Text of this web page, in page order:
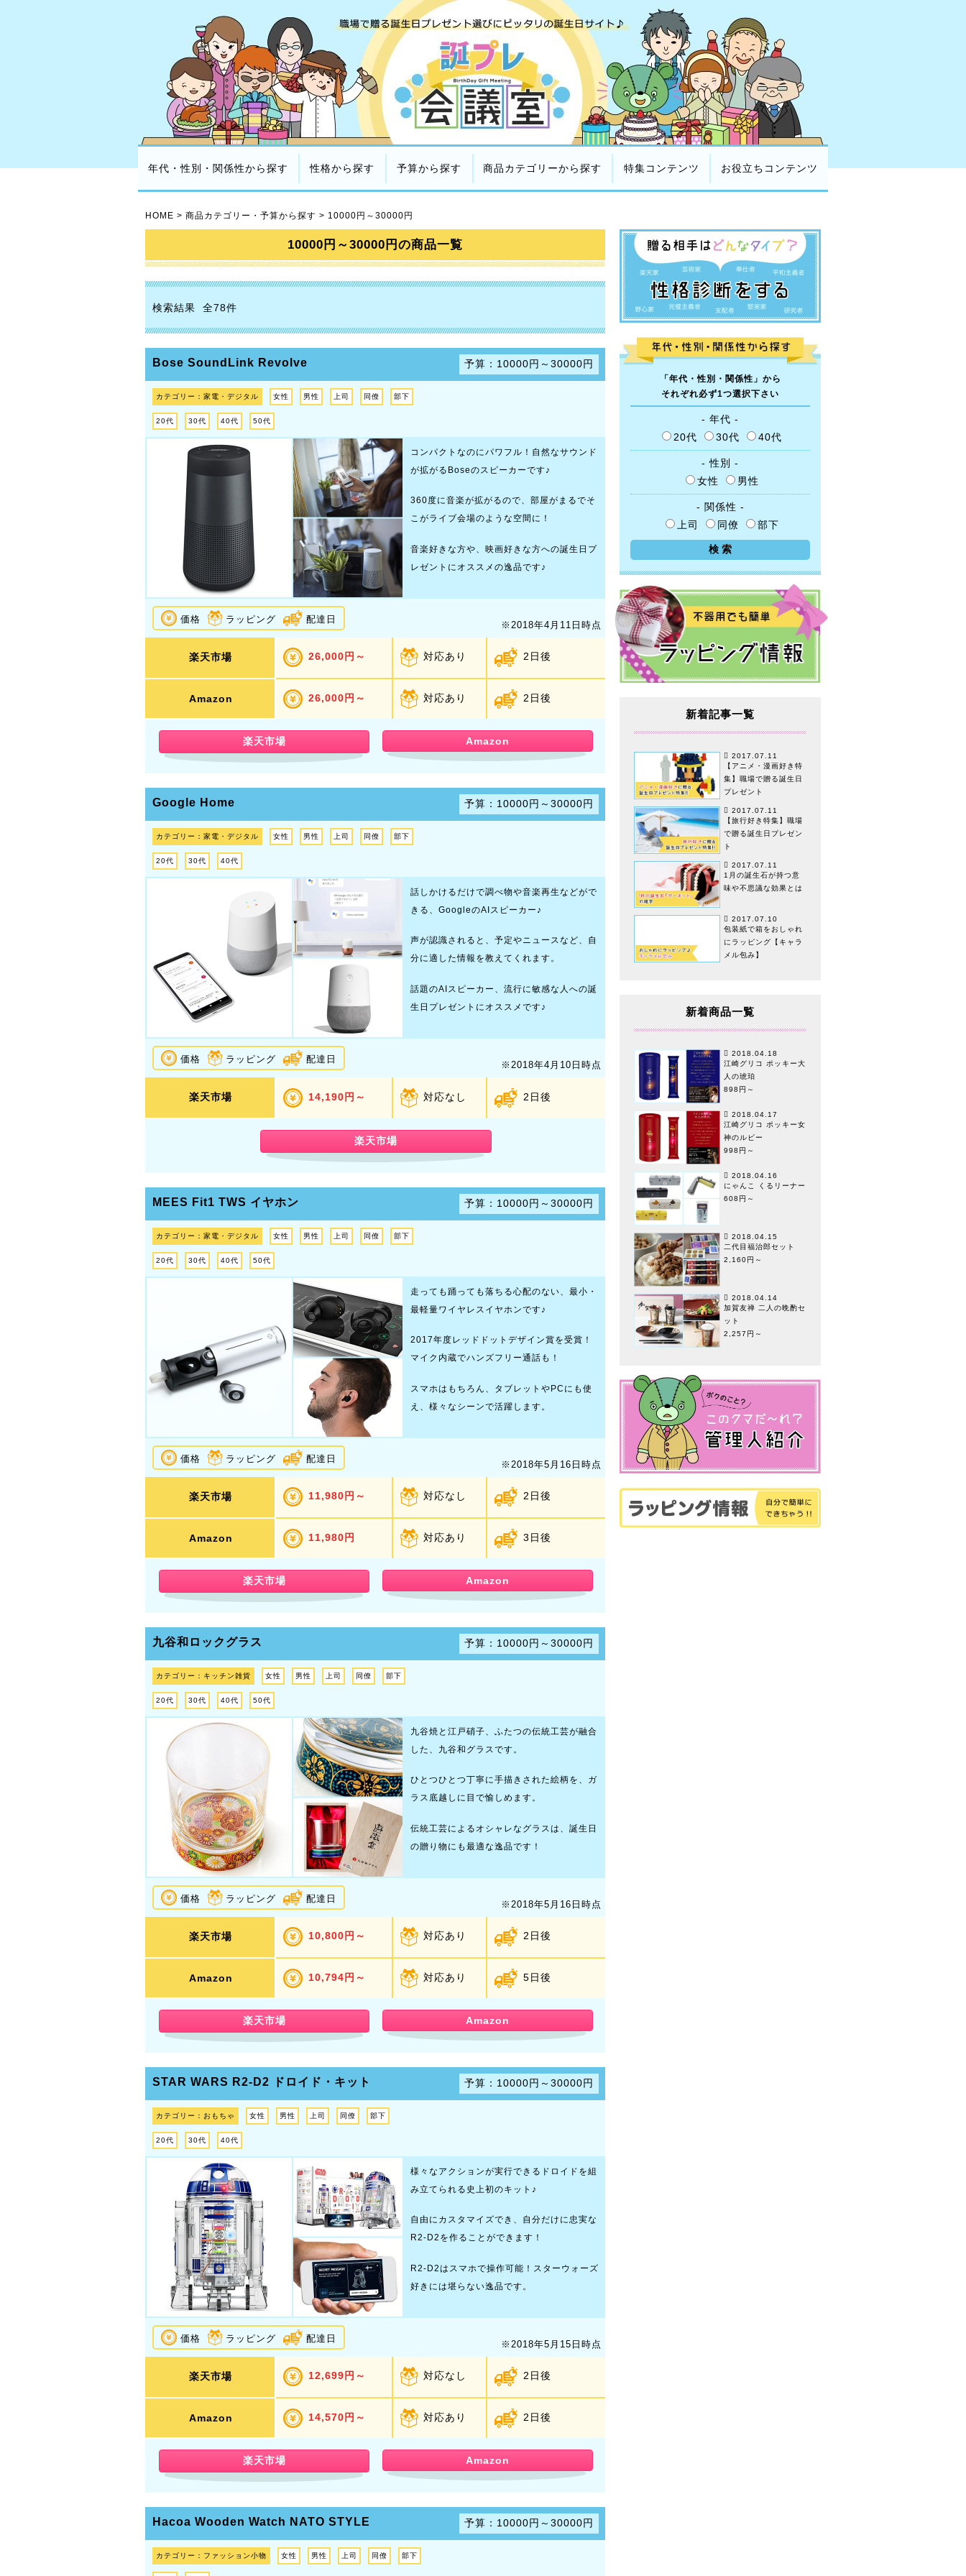
年代・性別・関係性から探す 性格から探す 予算から探す 商品カテゴリーから探す 特集コンテンツ お役立ちコンテンツ
HOME > 商品カテゴリー・予算から探す > 10000円～30000円
10000円～30000円の商品一覧
検索結果 全78件
Bose SoundLink Revolve 予算：10000円～30000円
カテゴリー：家電・デジタル 女性 男性 上司 同僚 部下
20代 30代 40代 50代
コンパクトなのにパワフル！自然なサウンド
が拡がるBoseのスピーカーです♪
360度に音楽が拡がるので、部屋がまるでそ
こがライブ会場のような空間に！
音楽好きな方や、映画好きな方への誕生日プ
レゼントにオススメの逸品です♪
価格 ラッピング 配達日
※2018年4月11日時点
楽天市場 26,000円～ 対応あり 2日後
Amazon 26,000円～ 対応あり 2日後
楽天市場 Amazon
Google Home 予算：10000円～30000円
カテゴリー：家電・デジタル 女性 男性 上司 同僚 部下
20代 30代 40代
話しかけるだけで調べ物や音楽再生などがで
きる、GoogleのAIスピーカー♪
声が認識されると、予定やニュースなど、自
分に適した情報を教えてくれます。
話題のAIスピーカー、流行に敏感な人への誕
生日プレゼントにオススメです♪
価格 ラッピング 配達日
※2018年4月10日時点
楽天市場 14,190円～ 対応なし 2日後
楽天市場
MEES Fit1 TWS イヤホン 予算：10000円～30000円
カテゴリー：家電・デジタル 女性 男性 上司 同僚 部下
20代 30代 40代 50代
走っても踊っても落ちる心配のない、最小・
最軽量ワイヤレスイヤホンです♪
2017年度レッドドットデザイン賞を受賞！
マイク内蔵でハンズフリー通話も！
スマホはもちろん、タブレットやPCにも使
え、様々なシーンで活躍します。
価格 ラッピング 配達日
※2018年5月16日時点
楽天市場 11,980円～ 対応なし 2日後
Amazon 11,980円 対応あり 3日後
楽天市場 Amazon
九谷和ロックグラス 予算：10000円～30000円
カテゴリー：キッチン雑貨 女性 男性 上司 同僚 部下
20代 30代 40代 50代
九谷焼と江戸硝子、ふたつの伝統工芸が融合
した、九谷和グラスです。
ひとつひとつ丁寧に手描きされた絵柄を、ガ
ラス底越しに目で愉しめます。
伝統工芸によるオシャレなグラスは、誕生日
の贈り物にも最適な逸品です！
価格 ラッピング 配達日
※2018年5月16日時点
楽天市場 10,800円～ 対応あり 2日後
Amazon 10,794円～ 対応あり 5日後
楽天市場 Amazon
STAR WARS R2-D2 ドロイド・キット 予算：10000円～30000円
カテゴリー：おもちゃ 女性 男性 上司 同僚 部下
20代 30代 40代
様々なアクションが実行できるドロイドを組
み立てられる史上初のキット♪
自由にカスタマイズでき、自分だけに忠実な
R2-D2を作ることができます！
R2-D2はスマホで操作可能！スターウォーズ
好きには堪らない逸品です。
価格 ラッピング 配達日
※2018年5月15日時点
楽天市場 12,699円～ 対応なし 2日後
Amazon 14,570円～ 対応あり 2日後
楽天市場 Amazon
Hacoa Wooden Watch NATO STYLE 予算：10000円～30000円
カテゴリー：ファッション小物 女性 男性 上司 同僚 部下
「年代・性別・関係性」から
それぞれ必ず1つ選択下さい
- 年代 -
20代
30代 40代
- 性別 -
女性
男性
- 関係性 -
上司
同僚 部下
新着記事一覧
2017.07.11
【アニメ・漫画好き特
集】職場で贈る誕生日
プレゼント
2017.07.11
【旅行好き特集】職場
で贈る誕生日プレゼン
ト
2017.07.11
1月の誕生石が持つ意
味や不思議な効果とは
2017.07.10
包装紙で箱をおしゃれ
にラッピング【キャラ
メル包み】
新着商品一覧
2018.04.18
江崎グリコ ポッキー大
人の琥珀
898円～
2018.04.17
江崎グリコ ポッキー女
神のルビー
998円～
2018.04.16
にゃんこ くるリーナー
608円～
2018.04.15
二代目福治郎セット
2,160円～
2018.04.14
加賀友禅 二人の晩酌セ
ット
2,257円～